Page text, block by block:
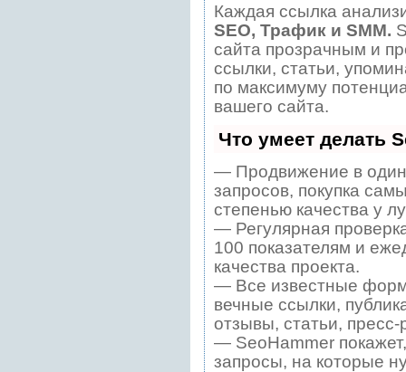
Каждая ссылка
SEO, Трафик и SMM.
сайта прозрачным и
ссылки, статьи,
по максимуму
вашего сайта.
Что умеет делать
— Продвижение в один
запросов, покупка
степенью качества у
— Регулярная
100 показателям и
качества проекта.
— Все известные
вечные ссылки,
отзывы, статьи,
— SeoHammer
запросы, на которые